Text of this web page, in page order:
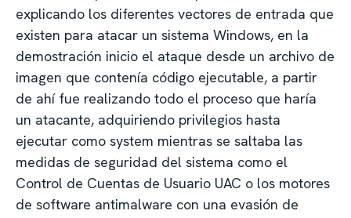
explicando los diferentes vectores de entrada que
existen para atacar un sistema Windows, en la
demostración inicio el ataque desde un archivo de
imagen que contenía código ejecutable, a partir
de ahí fue realizando todo el proceso que haría
un atacante, adquiriendo privilegios hasta
ejecutar como system mientras se saltaba las
medidas de seguridad del sistema como el
Control de Cuentas de Usuario UAC o los motores
de software antimalware con una evasión de